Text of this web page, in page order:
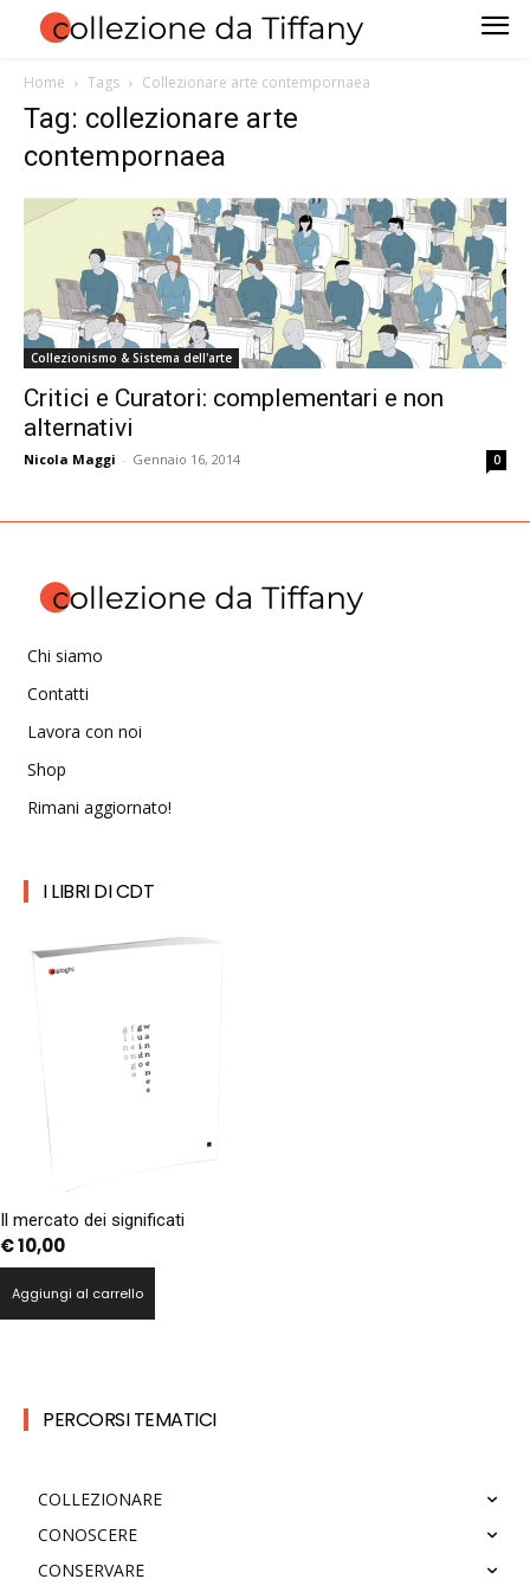
Home Tags Collezionare arte contempornaea
Tag: collezionare arte
contempornaea
Collezionismo & Sistema dell'arte
Critici e Curatori: complementari e non
alternativi
Nicola Maggi - Gennaio 16, 2014 0
Chi siamo
Contatti
Lavora con noi
Shop
Rimani aggiornato!
I LIBRI DI CDT
Il mercato dei significati
€10,00
Aggiungi al carrello
PERCORSI TEMATICI
COLLEZIONARE
CONOSCERE
CONSERVARE